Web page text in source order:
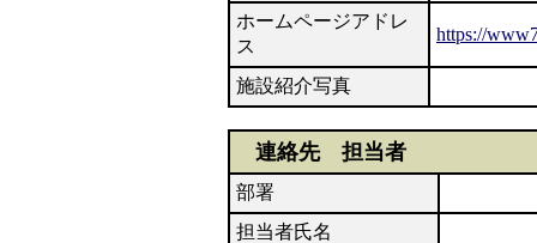
ホームページアドレ
ス
https://
施設紹介写真
連絡先 担当者
部署
担当者氏名